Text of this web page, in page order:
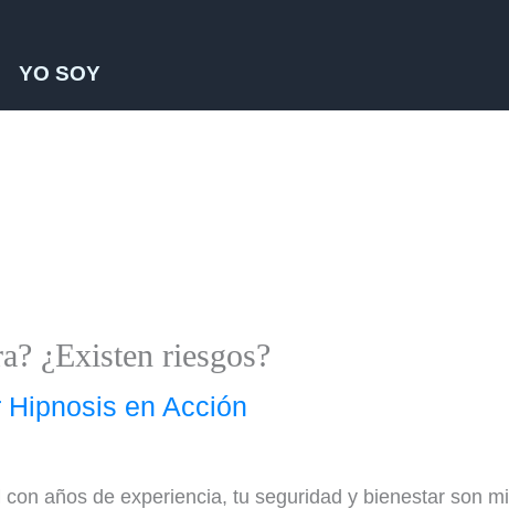
YO SOY
¿Existen riesgos?
Hipnosis en Acción
años de experiencia, tu seguridad y bienestar son mi